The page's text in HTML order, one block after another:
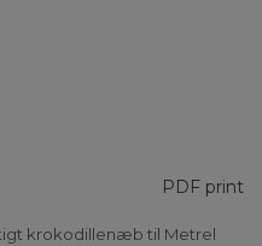
PDF print
krokodillenæb til Metrel